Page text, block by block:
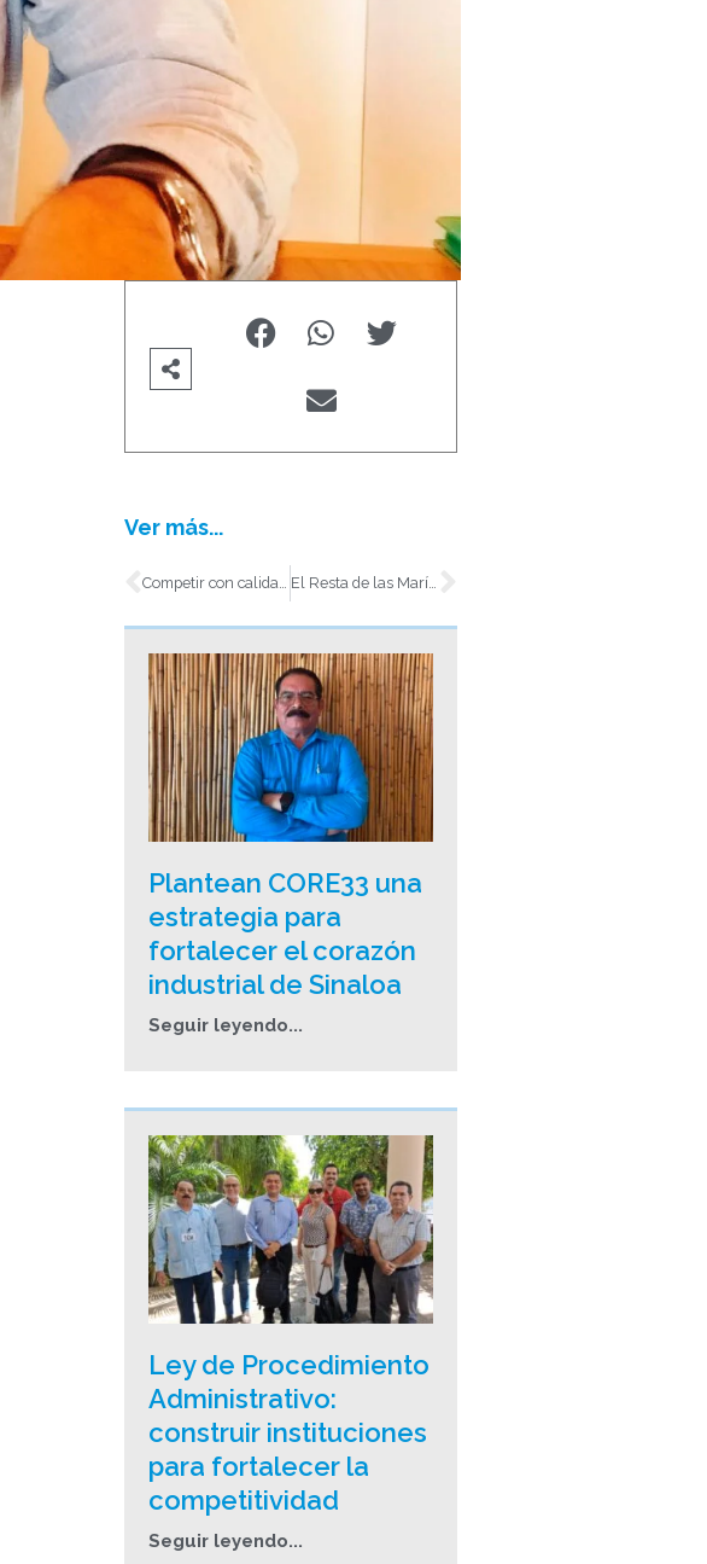
Ver más...
Ant Competir con calidad, precios, excelente servicio y tecnología, clave de éxito de Mercadito Móvil El Resta de las Marías: tres décadas de sabor, familia y resiliencia
Plantean CORE33 una
estrategia para
fortalecer el corazón
industrial de Sinaloa
Seguir leyendo...
Ley de Procedimiento
Administrativo:
construir instituciones
para fortalecer la
competitividad
Seguir leyendo...